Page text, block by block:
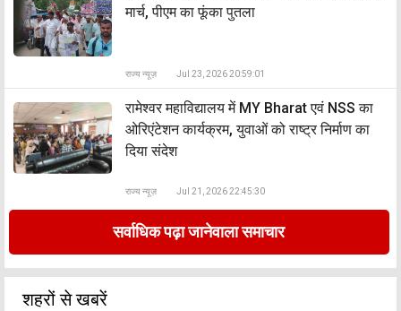
मार्च, पीएम का फूंका पुतला
राज्य न्यूज़ Jul 23, 2026 20:59:01
रामेश्वर महाविद्यालय में MY Bharat एवं NSS का
ओरिएंटेशन कार्यक्रम, युवाओं को राष्ट्र निर्माण का
दिया संदेश
राज्य न्यूज़ Jul 21, 2026 22:45:30
सर्वाधिक पढ़ा जानेवाला समाचार
शहरों से खबरें